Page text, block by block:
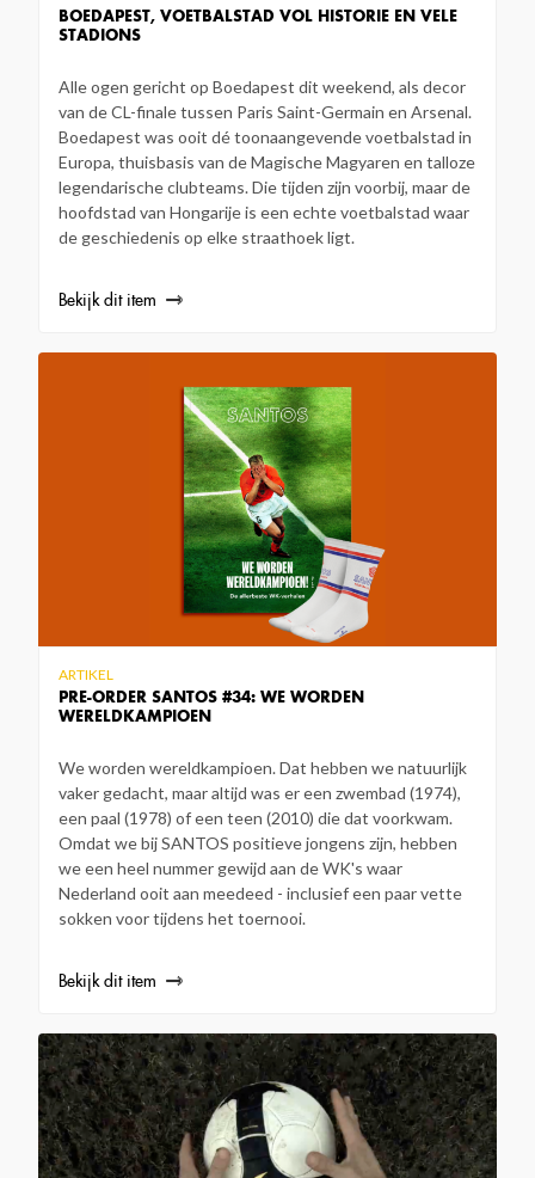
BOEDAPEST, VOETBALSTAD VOL HISTORIE EN VELE
STADIONS
Alle ogen gericht op Boedapest dit weekend, als decor
van de CL-finale tussen Paris Saint-Germain en Arsenal.
Boedapest was ooit dé toonaangevende voetbalstad in
Europa, thuisbasis van de Magische Magyaren en talloze
legendarische clubteams. Die tijden zijn voorbij, maar de
hoofdstad van Hongarije is een echte voetbalstad waar
de geschiedenis op elke straathoek ligt.
Bekijk dit item
PRE-ORDER SANTOS #34: WE WORDEN
WERELDKAMPIOEN
ARTIKEL
We worden wereldkampioen. Dat hebben we natuurlijk
vaker gedacht, maar altijd was er een zwembad (1974),
een paal (1978) of een teen (2010) die dat voorkwam.
Omdat we bij SANTOS positieve jongens zijn, hebben
we een heel nummer gewijd aan de WK's waar
Nederland ooit aan meedeed - inclusief een paar vette
sokken voor tijdens het toernooi.
Bekijk dit item